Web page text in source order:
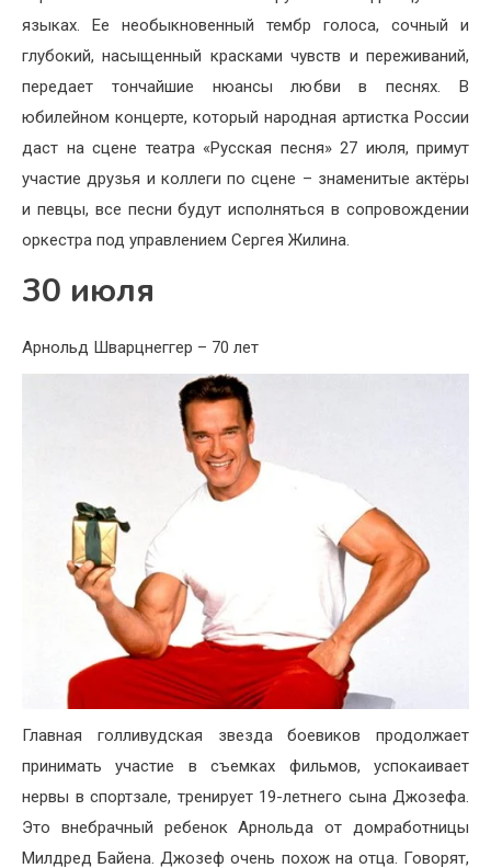
языках. Ее необыкновенный тембр голоса, сочный и
глубокий, насыщенный красками чувств и переживаний,
передает тончайшие нюансы любви в песнях. В
юбилейном концерте, который народная артистка России
даст на сцене театра «Русская песня» 27 июля, примут
участие друзья и коллеги по сцене – знаменитые актёры
и певцы, все песни будут исполняться в сопровождении
оркестра под управлением Сергея Жилина.
30 июля
Арнольд Шварцнеггер – 70 лет
Главная голливудская звезда боевиков продолжает
принимать участие в съемках фильмов, успокаивает
нервы в спортзале, тренирует 19-летнего сына Джозефа.
Это внебрачный ребенок Арнольда от домработницы
Милдред Байена. Джозеф очень похож на отца. Говорят,